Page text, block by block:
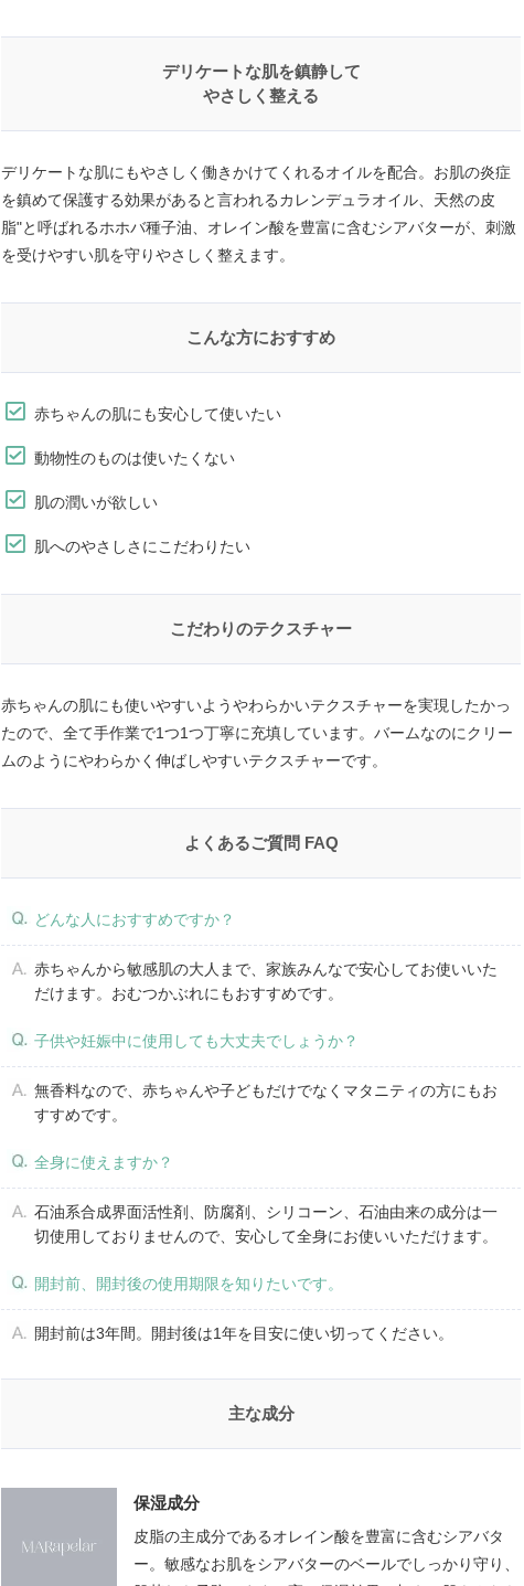
デリケートな肌を鎮静して
やさしく整える
デリケートな肌にもやさしく働きかけてくれるオイルを配合。お肌の炎症
を鎮めて保護する効果があると言われるカレンデュラオイル、天然の皮
脂"と呼ばれるホホバ種子油、オレイン酸を豊富に含むシアバターが、刺激
を受けやすい肌を守りやさしく整えます。
こんな方におすすめ
赤ちゃんの肌にも安心して使いたい
動物性のものは使いたくない
肌の潤いが欲しい
肌へのやさしさにこだわりたい
こだわりのテクスチャー
赤ちゃんの肌にも使いやすいようやわらかいテクスチャーを実現したかっ
たので、全て手作業で1つ1つ丁寧に充填しています。バームなのにクリー
ムのようにやわらかく伸ばしやすいテクスチャーです。
よくあるご質問 FAQ
どんな人におすすめですか？
赤ちゃんから敏感肌の大人まで、家族みんなで安心してお使いいた
だけます。おむつかぶれにもおすすめです。
子供や妊娠中に使用しても大丈夫でしょうか？
無香料なので、赤ちゃんや子どもだけでなくマタニティの方にもお
すすめです。
全身に使えますか？
石油系合成界面活性剤、防腐剤、シリコーン、石油由来の成分は一
切使用しておりませんので、安心して全身にお使いいただけます。
開封前、開封後の使用期限を知りたいです。
開封前は3年間。開封後は1年を目安に使い切ってください。
主な成分
保湿成分
皮脂の主成分であるオレイン酸を豊富に含むシアバタ
ー。敏感なお肌をシアバターのベールでしっかり守り、